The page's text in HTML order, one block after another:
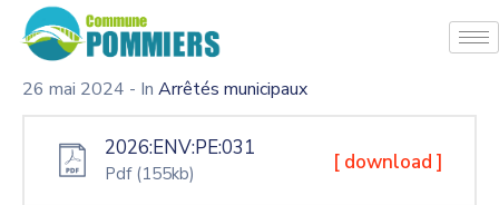
26 mai 2024 - In Arrêtés municipaux
2026:ENV:PE:031
Pdf (155kb) [ download ]